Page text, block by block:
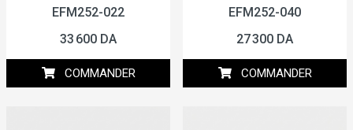
EFM252-022
33 600 DA
COMMANDER
EFM252-040
27 300 DA
COMMANDER